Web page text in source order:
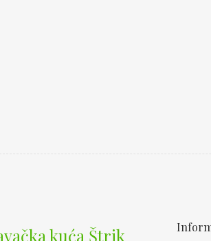
kuća Štrik